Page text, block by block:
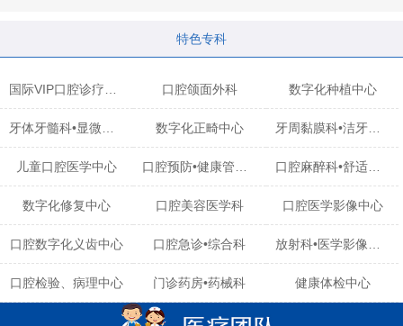
特色专科
口腔颌面外科 数字化种植中心
数字化正畸中心 牙周黏膜科•洁牙中心
儿童口腔医学中心 口腔麻醉科•舒适化诊疗中心
数字化修复中心 口腔美容医学科 口腔医学影像中心
口腔数字化义齿中心 口腔急诊•综合科
口腔检验、病理中心 门诊药房•药械科 健康体检中心